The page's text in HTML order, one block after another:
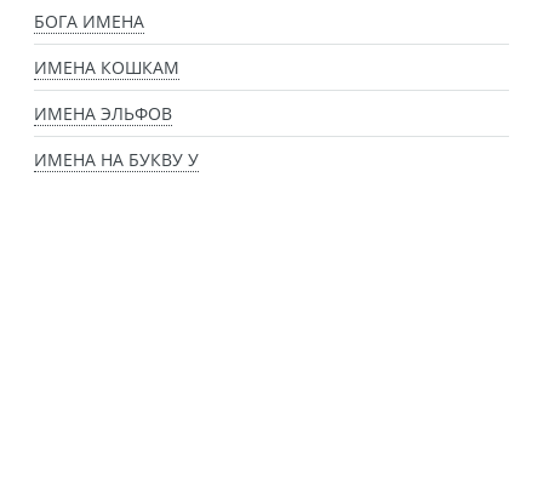
БОГА ИМЕНА
ИМЕНА КОШКАМ
ИМЕНА ЭЛЬФОВ
ИМЕНА НА БУКВУ У